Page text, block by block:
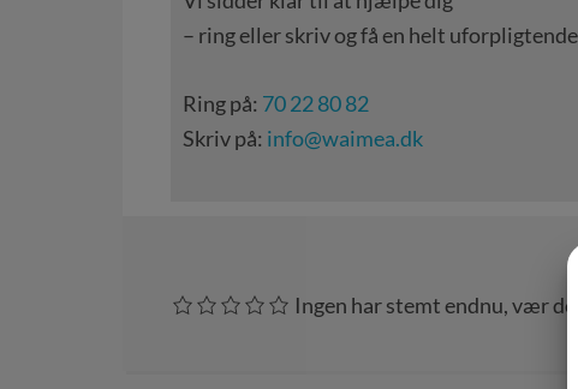
– ring eller skriv og få en helt
Ring på: 70 22 80 82
Skriv på: info@waimea.dk
Ingen har stemt endnu, vær